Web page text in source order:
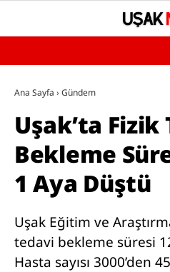
GÜNDEM
ASAYİŞ
SAĞLIK
SPOR
SİYASET
Ana Sayfa › Gündem
Uşak’ta Fizik
Bekleme
1 Aya Düştü
Uşak Eğitim ve
tedavi bekleme süresi
Hasta sayısı 3000’den